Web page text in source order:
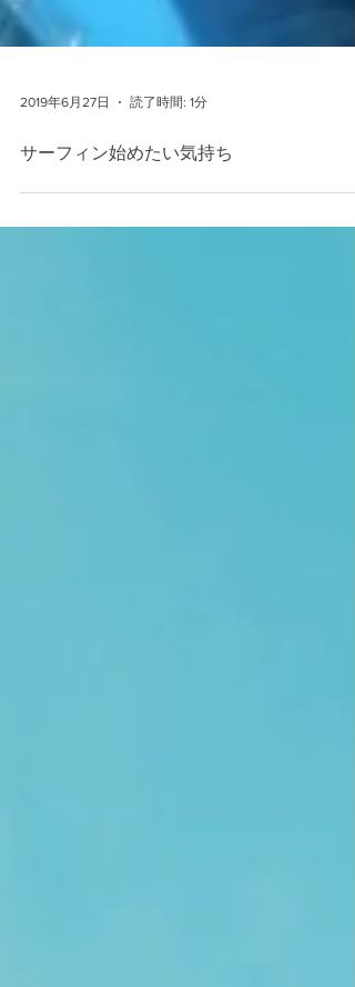
2019年6月27日 読了時間: 1分